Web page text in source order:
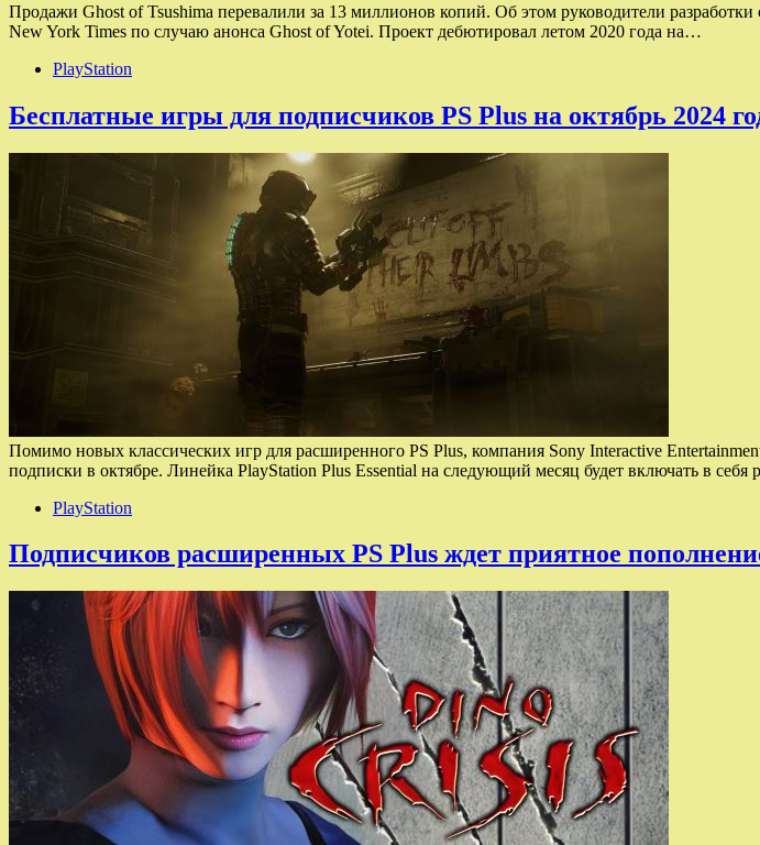
Продажи Ghost of Tsushima перевалили за 13 миллионов копий. Об этом руководители
New York Times по случаю анонса Ghost of Yotei. Проект дебютировал летом 2020 года на…
PlayStation
Бесплатные игры для подписчиков PS Plus на октябрь 2024
Помимо новых классических игр для расширенного PS Plus, компания Sony Interactive
подписки в октябре. Линейка PlayStation Plus Essential на следующий месяц будет включать в
PlayStation
Подписчиков расширенных PS Plus ждет приятное